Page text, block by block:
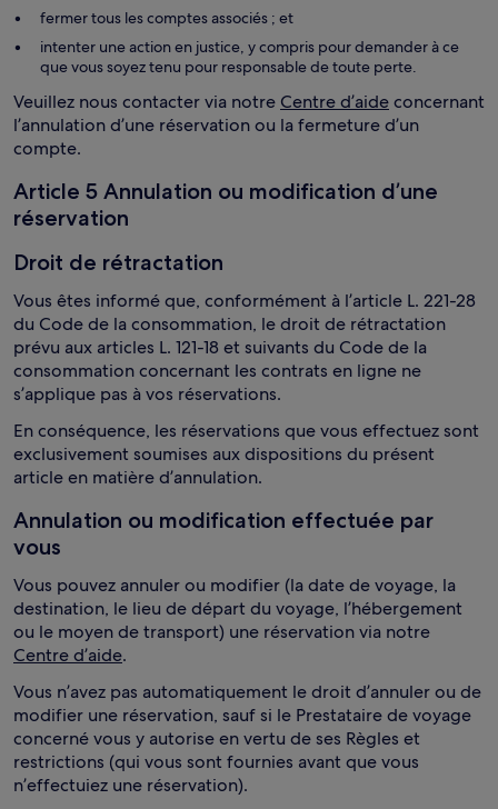
fermer tous les comptes associés ; et
intenter une action en justice, y compris pour demander à ce
que vous soyez tenu pour responsable de toute perte.
Veuillez nous contacter via notre Centre d’aideconcernant
l’annulation d’une réservation ou la fermeture d’un
compte.
Article 5 Annulation ou modification d’une
réservation
Droit de rétractation
Vous êtes informé que, conformément à l’article L. 221-28
du Code de la consommation, le droit de rétractation
prévu aux articles L. 121-18 et suivants du Code de la
consommation concernant les contrats en ligne ne
s’applique pas à vos réservations.
En conséquence, les réservations que vous effectuez sont
exclusivement soumises aux dispositions du présent
article en matière d’annulation.
Annulation ou modification effectuée par
vous
Vous pouvez annuler ou modifier (la date de voyage, la
destination, le lieu de départ du voyage, l’hébergement
ou le moyen de transport) une réservation via notre
Centre d’aide.
Vous n’avez pas automatiquement le droit d’annuler ou de
modifier une réservation, sauf si le Prestataire de voyage
concerné vous y autorise en vertu de ses Règles et
restrictions (qui vous sont fournies avant que vous
n’effectuiez une réservation).